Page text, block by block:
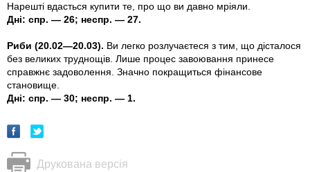
Нарештi вдасться купити те, про що ви давно мрiяли.
Дні: спр. — 26; неспр. — 27.
Риби (20.02—20.03). Ви легко розлучаєтеся з тим, що дісталося
без великих труднощів. Лише процес завоювання принесе
справжнє задоволення. Значно покращиться фiнансове
становище.
Дні: спр. — 30; неспр. — 1.
Друкована версія